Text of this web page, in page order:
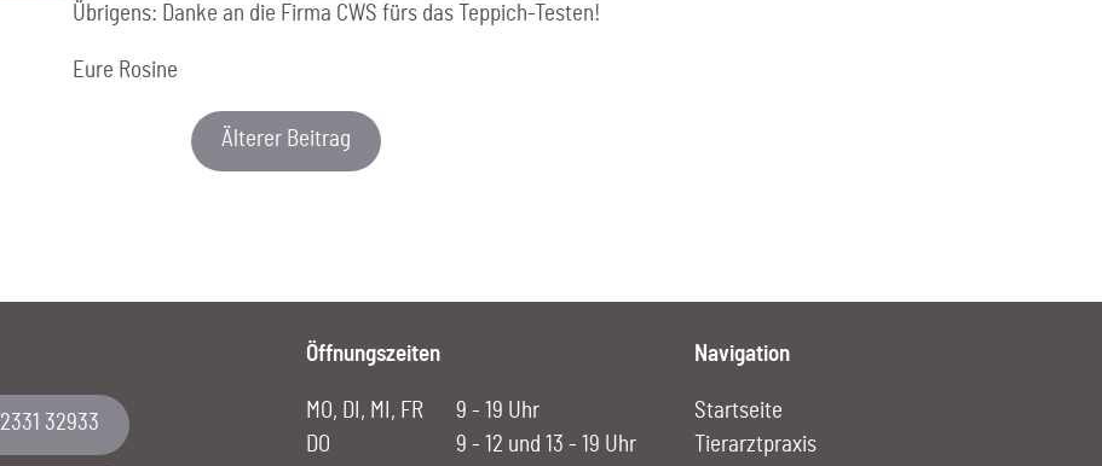
Übrigens: Danke an die Firma CWS fürs das Teppich-Testen!
Eure Rosine
Älterer Beitrag
32933
Öffnungszeiten
MO, DI, MI, FR
9 - 19 Uhr
DO
9 - 12 und 13 - 19 Uhr
Navigation
Startseite
Tierarztpraxis